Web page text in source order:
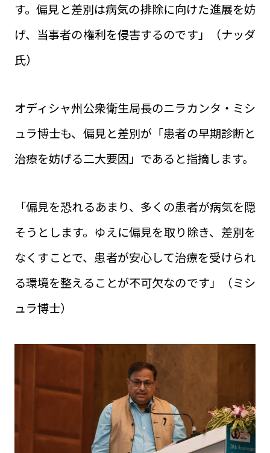
す。偏見と差別は病気の排除に向けた進展を妨
げ、当事者の権利を侵害するのです」（ナッダ
氏）
オディシャ州公衆衛生局長のニラカンタ・ミシ
ュラ博士も、偏見と差別が「患者の早期診断と
治療を妨げる二大要因」であると指摘します。
「偏見を恐れるあまり、多くの患者が病気を隠
そうとします。ゆえに偏見を取り除き、差別を
なくすことで、患者が安心して治療を受けられ
る環境を整えることが不可欠なのです」（ミシ
ュラ博士）